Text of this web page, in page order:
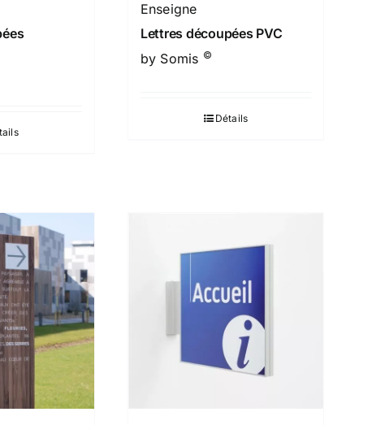
Enseigne
Lettres découpées PVC
by Somis ©
Détails